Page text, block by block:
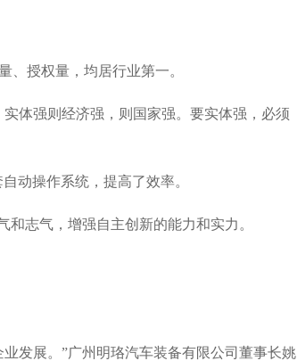
授权量，均居行业第一。
体强则经济强，则国家强。要实体强，必须
动操作系统，提高了效率。
志气，增强自主创新的能力和实力。
发展。”广州明珞汽车装备有限公司董事长姚